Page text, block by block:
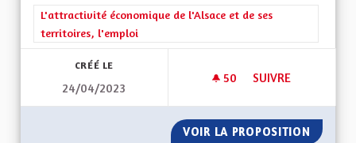
Filtrer les résultats de la catégorie : L'attractivité
L'attractivité économique de l'Alsace et de ses
territoires, l'emploi
CRÉÉ LE
24/04/2023
50 50 ABONNÉS
SUIVRE
VOIR LA PROPOSITION